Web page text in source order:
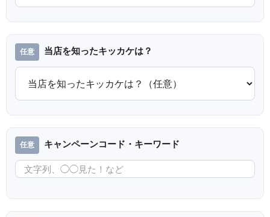
当店を知ったキッカケは？
キャンペーンコード・キーワード